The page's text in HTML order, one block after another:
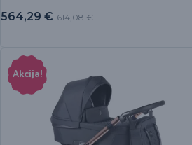
614,08€
564,29 €
Akcija!